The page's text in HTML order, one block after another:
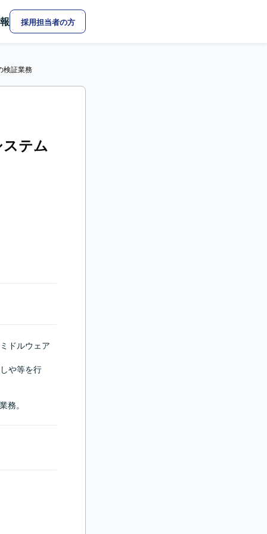
採用担当者の方
検証業務
テム
ドルウェア
や等を行
務。